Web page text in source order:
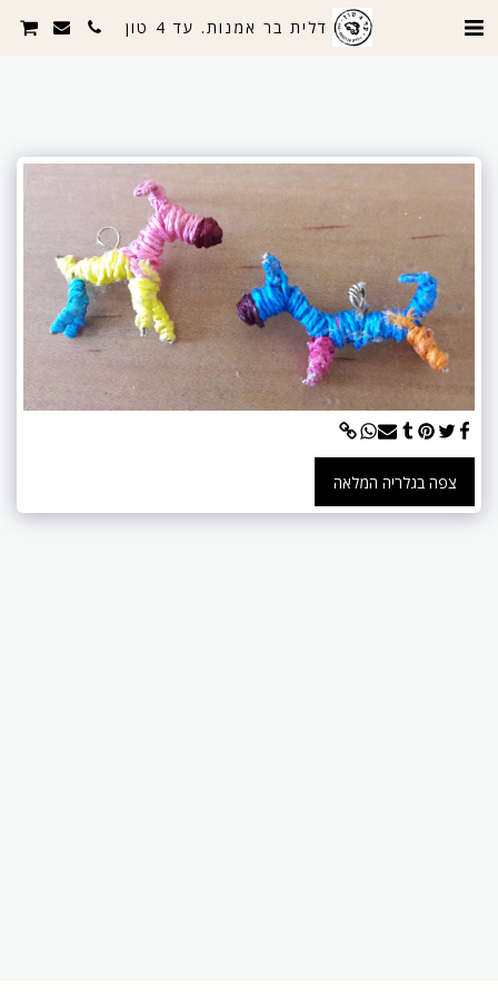
דלית בר אמנות. עד 4 טון
צפה בגלריה המלאה